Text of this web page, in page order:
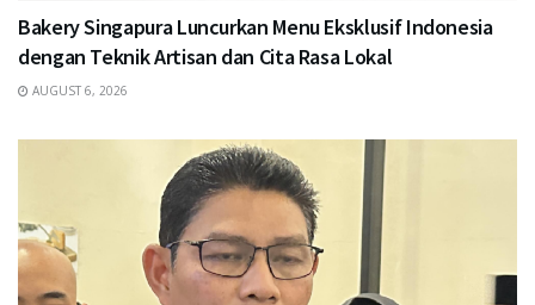
Bakery Singapura Luncurkan Menu Eksklusif Indonesia
dengan Teknik Artisan dan Cita Rasa Lokal
AUGUST 6, 2026